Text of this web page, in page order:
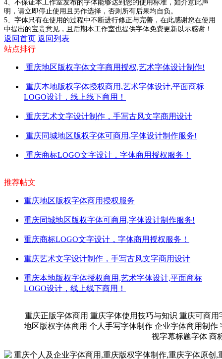
4、不保证本工作室发布的字体能够达到您的使用标准，如介意此声
明，请立即停止使用且另作选择，否则所有后果均自负。
5、字体只有在使用的过程中不断进行修正与完善，在此感谢您在使用
中提出的宝贵意见，且后期本工作室也提供字体免费更新以示感谢！
返回首页 返回列表
站点排行
重庆地区版权字体文字商用授权,艺术字体设计制作!
重庆本地版权字体授权商用,艺术字体设计,平面商标
LOGO设计，线上线下商用！
重庆艺术文字设计制作，手写古风文字商用设计
重庆同城地区版权字体可商用,字体设计制作服务!
重庆商标LOGO文字设计，字体商用授权服务！
推荐帖文
重庆地区版权字体商用授权服务
重庆同城地区版权字体可商用,字体设计制作服务!
重庆商标LOGO文字设计，字体商用授权服务！
重庆艺术文字设计制作，手写古风文字商用设计
重庆本地版权字体授权商用,艺术字体设计,平面商标
LOGO设计，线上线下商用！
重庆正版字体商用 重庆字体使用技巧与知识 重庆可商
地区版权字体商用 个人手写字体制作 企业字体商用制
视字幕标题字体 商